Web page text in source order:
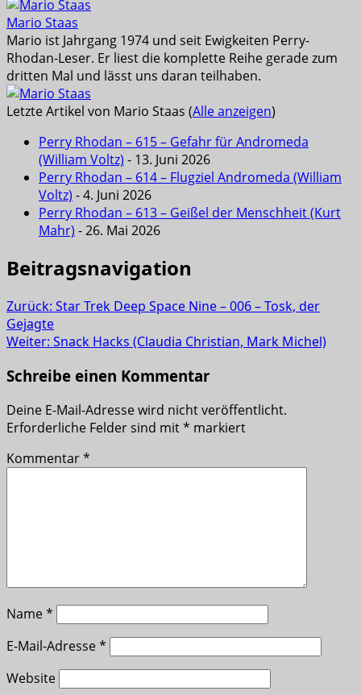
Mario Staas
Mario ist Jahrgang 1974 und seit Ewigkeiten Perry-
Rhodan-Leser. Er liest die komplette Reihe gerade zum
dritten Mal und lässt uns daran teilhaben.
Letzte Artikel von Mario Staas (Alle anzeigen)
Perry Rhodan – 615 – Gefahr für Andromeda
(William Voltz) - 13. Juni 2026
Perry Rhodan – 614 – Flugziel Andromeda (William
Voltz) - 4. Juni 2026
Perry Rhodan – 613 – Geißel der Menschheit (Kurt
Mahr) - 26. Mai 2026
Beitragsnavigation
Zurück: Star Trek Deep Space Nine – 006 – Tosk, der
Gejagte
Weiter: Snack Hacks (Claudia Christian, Mark Michel)
Schreibe einen Kommentar
Deine E-Mail-Adresse wird nicht veröffentlicht.
Erforderliche Felder sind mit* markiert
Kommentar*
Name*
E-Mail-Adresse*
Website